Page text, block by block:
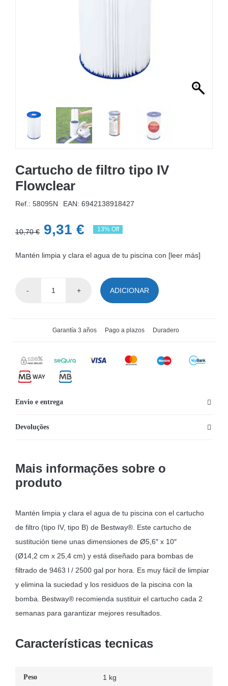
ACESSÓRIOS PARA PISCINAS
PEÇAS DE SUBSTITUIÇÃO PARA PISCINAS
Cartucho de filtro tipo IV
Flowclear
Ref.: 58095N EAN: 6942138918427
10,70€ O
original
10,70 €.
9,31 €O
atual
9,31 €.
13% Off
Mantén limpia y clara el agua de tu piscina con [leer más]
Cartucho
IV
ADICIONAR
Garantía 3 años Pago a plazos Duradero
Envio e entrega
Devoluções
Mais informações sobre o
produto
Mantén limpia y clara el agua de tu piscina con el cartucho
de filtro (tipo IV, tipo B) de Bestway®. Este cartucho de
sustitución tiene unas dimensiones de Ø5,6″ x 10″
(Ø14,2 cm x 25,4 cm) y está diseñado para bombas de
filtrado de 9463 l / 2500 gal por hora. Es muy fácil de limpiar
y elimina la suciedad y los residuos de la piscina con la
bomba. Bestway® recomienda sustituir el cartucho cada 2
semanas para garantizar mejores resultados.
Características tecnicas
Peso 1 kg